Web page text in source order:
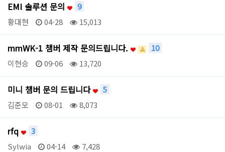
EMI 솔루션 문의
9
황대현
04-28 15,013
mmWK-1 챔버 제작 문의드립니다.
10
이현승
09-06 13,720
미니 챔버 문의 드립니다
5
김준모
08-01 8,073
rfq
3
Sylwia
04-14 7,428